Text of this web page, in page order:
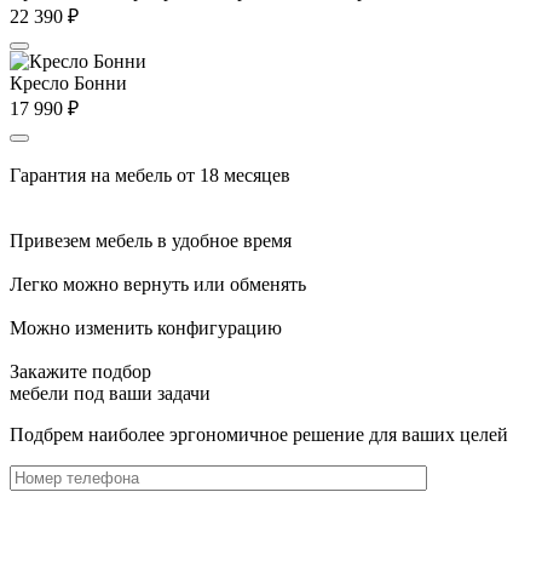
22 390 ₽
Кресло Бонни
17 990 ₽
Гарантия на мебель от 18 месяцев
Привезем мебель в удобное время
Легко можно вернуть или обменять
Можно изменить конфигурацию
Закажите подбор
мебели под ваши задачи
Подбрем наиболее эргономичное решение для ваших целей